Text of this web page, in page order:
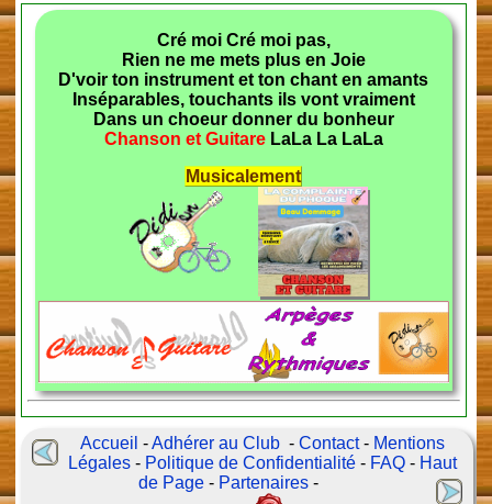
Cré moi Cré moi pas,
Rien ne me mets plus en Joie
D'voir ton instrument et ton chant en amants
Inséparables, touchants ils vont vraiment
Dans un choeur donner du bonheur
Chanson et GuitareLaLa La LaLa
Musicalement
Accueil -Adhérer au Club -Contact- Mentions
Légales - Politique de Confidentialité - FAQ - Haut
de Page - Partenaires -